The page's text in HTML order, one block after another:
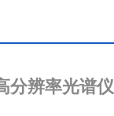
分辨率光谱仪